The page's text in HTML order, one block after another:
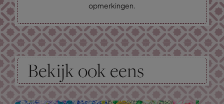
opmerkingen.
Bekijk ook eens